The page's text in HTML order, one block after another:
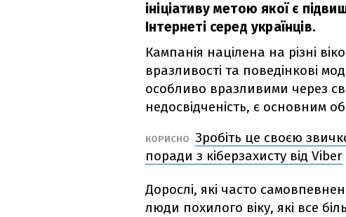
ініціативу метою якої є
Інтернеті серед українців.
Кампанія націлена на різні
вразливості та поведінкові
особливо вразливими через
недосвідченість, є основним
КОРИСНО Зробіть це своєю
поради з кіберзахисту від Viber
Дорослі, які часто
люди похилого віку, які все